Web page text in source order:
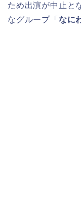
ため出演が中止と
なグループ「 なに